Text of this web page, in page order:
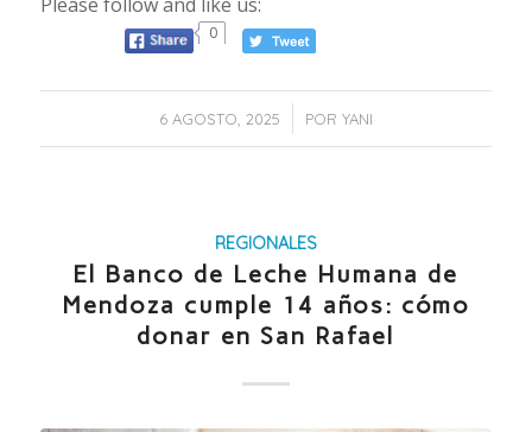
0
6 AGOSTO, 2025
/ POR YANI
REGIONALES
El Banco de Leche Humana de
Mendoza cumple 14 años: cómo
donar en San Rafael